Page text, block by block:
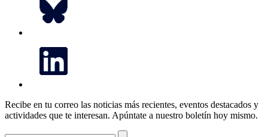
Recibe en tu correo las noticias más recientes, eventos destacados y
actividades que te interesan. Apúntate a nuestro boletín hoy mismo.